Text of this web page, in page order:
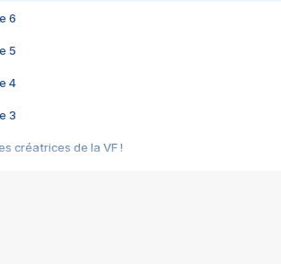
6
5
4
3
créatrices de la VF !